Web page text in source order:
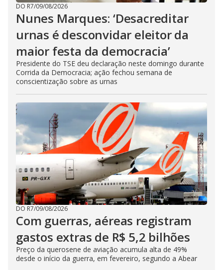
DO R7/09/08/2026
Nunes Marques: ‘Desacreditar
urnas é desconvidar eleitor da
maior festa da democracia’
Presidente do TSE deu declaração neste domingo durante
Corrida da Democracia; ação fechou semana de
conscientização sobre as urnas
DO R7/09/08/2026
Com guerras, aéreas registram
gastos extras de R$ 5,2 bilhões
Preço da querosene de aviação acumula alta de 49%
desde o início da guerra, em fevereiro, segundo a Abear